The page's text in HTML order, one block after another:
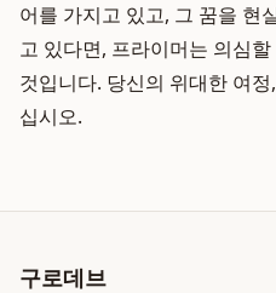
어를 가지고 있고, 그 꿈을 현
고 있다면, 프라이머는 의심
것입니다. 당신의 위대한 여
십시오.
구로데브